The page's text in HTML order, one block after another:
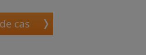
cas